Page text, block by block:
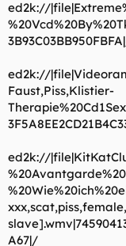
ed2k://
ed2k://
Faust,Piss,Klistier-
ed2k://
A67|/